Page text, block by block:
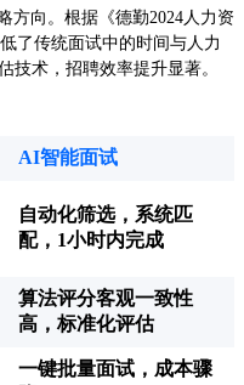
方向。根据《德勤2024人力资
了传统面试中的时间与人力
技术，招聘效率提升显著。
AI智能面试
自动化筛选，系统匹
配，1小时内完成
算法评分客观一致性
高，标准化评估
一键批量面试，成本骤